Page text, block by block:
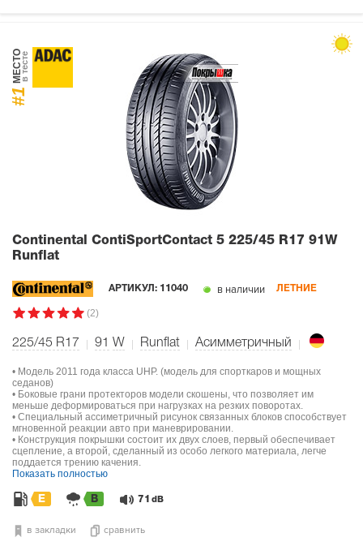
#1
МЕСТОв тесте
Continental ContiSportContact 5 225/45 R17 91W
Runflat
АРТИКУЛ: 11040 в наличии ЛЕТНИЕ
(2)
225/45 R17 91 W Runflat Асимметричный
• Модель 2011 года класса UHP. (модель для спорткаров и мощных
седанов)
• Боковые грани протекторов модели скошены, что позволяет им
меньше деформироваться при нагрузках на резких поворотах.
• Специальный ассиметричный рисунок связанных блоков способствует
мгновенной реакции авто при маневрировании.
• Конструкция покрышки состоит их двух слоев, первый обеспечивает
сцепление, а второй, сделанный из особо легкого материала, легче
поддается трению качения.
Показать полностью
E B 71 dB
в закладки сравнить